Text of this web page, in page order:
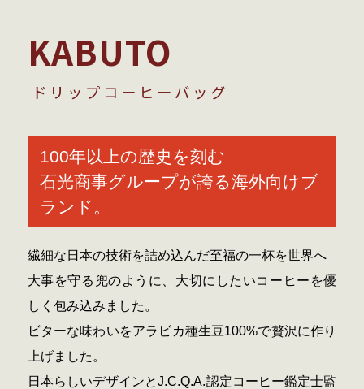
KABUTO
ドリップコーヒーバッグ
100年以上の歴史を刻む
石光商事グループが誇る海外向けブ
ランド。
繊細な日本の技術を詰め込んだ至福の一杯を世界へ
大事を守る兜のように、大切にしたいコーヒーを優
しく包み込みました。
ビターな味わいをアラビカ種生豆100%で贅沢に作り
上げました。
日本らしいデザインとJ.C.Q.A.認定コーヒー鑑定士監